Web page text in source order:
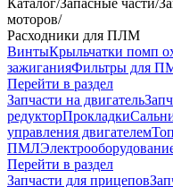
Каталог/Запасные части/
моторов/
Расходники для ПЛМ
ВинтыКрыльчатки помп
зажиганияФильтры для
Перейти в раздел
Запчасти на двигатель
редукторПрокладки
управления двигателем
ПМЛ
Перейти в раздел
Запчасти для прицепов